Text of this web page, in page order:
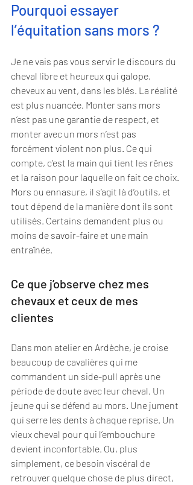
Pourquoi essayer
l’équitation sans mors ?
Je ne vais pas vous servir le discours du
cheval libre et heureux qui galope,
cheveux au vent, dans les blés. La réalité
est plus nuancée. Monter sans mors
n’est pas une garantie de respect, et
monter avec un mors n’est pas
forcément violent non plus. Ce qui
compte, c’est la main qui tient les rênes
et la raison pour laquelle on fait ce choix.
Mors ou ennasure, il s’agit là d’outils, et
tout dépend de la manière dont ils sont
utilisés. Certains demandent plus ou
moins de savoir-faire et une main
entraînée.
Ce que j’observe chez mes
chevaux et ceux de mes
clientes
Dans mon atelier en Ardèche, je croise
beaucoup de cavalières qui me
commandent un side-pull après une
période de doute avec leur cheval. Un
jeune qui se défend au mors. Une jument
qui serre les dents à chaque reprise. Un
vieux cheval pour qui l’embouchure
devient inconfortable. Ou, plus
simplement, ce besoin viscéral de
retrouver quelque chose de plus direct,